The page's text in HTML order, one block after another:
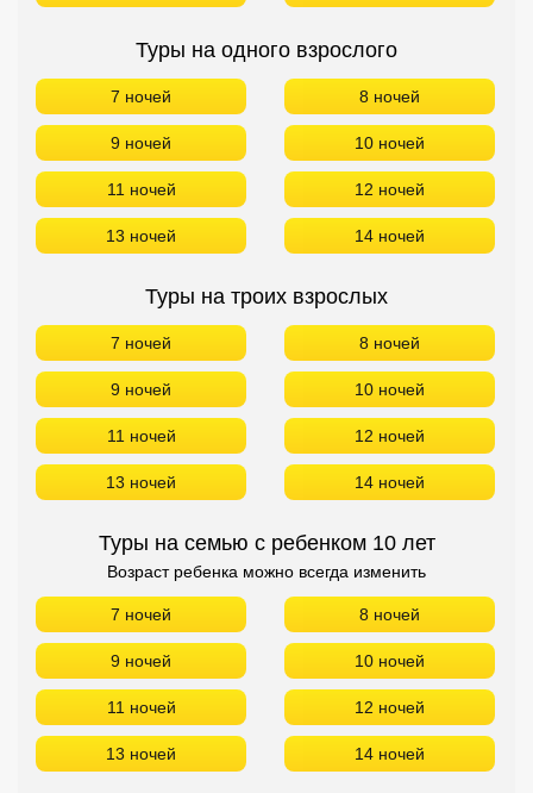
Туры на одного взрослого
7 ночей 8 ночей
9 ночей 10 ночей
11 ночей 12 ночей
13 ночей 14 ночей
Туры на троих взрослых
7 ночей 8 ночей
9 ночей 10 ночей
11 ночей 12 ночей
13 ночей 14 ночей
Туры на семью с ребенком 10 лет
Возраст ребенка можно всегда изменить
7 ночей 8 ночей
9 ночей 10 ночей
11 ночей 12 ночей
13 ночей 14 ночей